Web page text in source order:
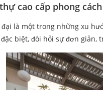
cao cấp phong
đại là một trong những xu
biệt, đòi hỏi sự đơn